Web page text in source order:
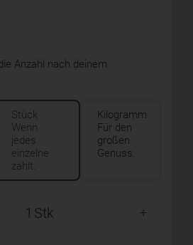
Anzahl nach deinem
Stück
Wenn
jedes
einzelne
zählt.
Kilogramm
Für den
großen
Genuss.
Stk